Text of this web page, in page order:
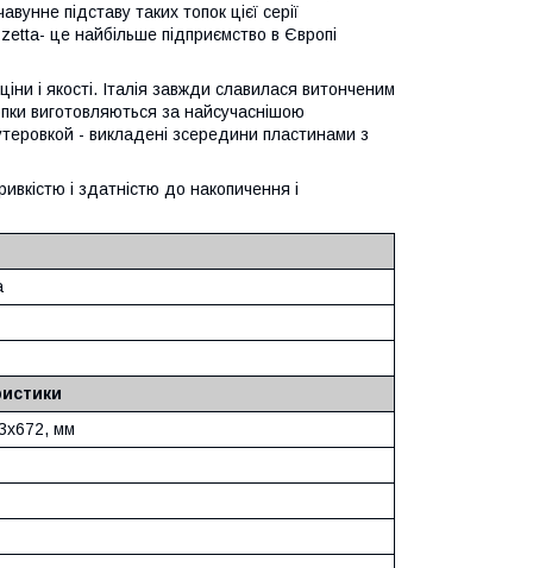
підставу таких топок цієї серії
це найбільше підприємство в Європі
і якості. Італія завжди славилася витонченим
виготовляються за найсучаснішою
- викладені зсередини пластинами з
і здатністю до накопичення і
мм